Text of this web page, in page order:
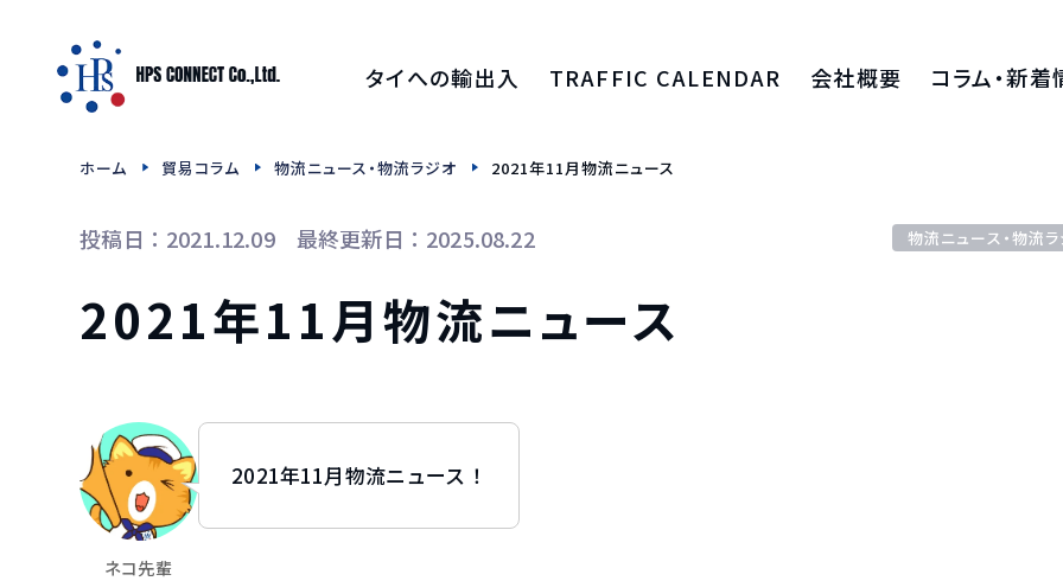
タイへの輸出入
タイへの食品輸出入
タイへのお酒輸出入
タイへの食品用機械輸送
TRAFFIC CALENDAR 会社概要
採用情報
コラム・新
新着情報
ホーム 貿易コラム 物流ニュース・物流ラジオ 2021年11月物流ニュース
投稿日：2021.12.09 最終更新日：2025.08.22 物流ニュース・物流
2021年11月物流ニュース
ネコ先輩
2021年11月物流ニュース！